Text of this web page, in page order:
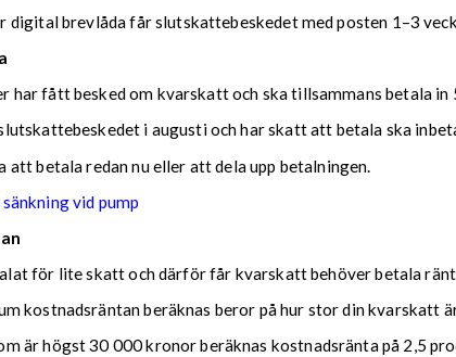
digital brevlåda får slutskattebeskedet med posten 1–3
har fått besked om kvarskatt och ska tillsammans betala
i augusti och har skatt att betala ska
att betala redan nu eller att dela upp betalningen.
vid pump
för lite skatt och därför får kvarskatt behöver betala
kostnadsräntan beräknas beror på hur stor din kvarskatt
är högst 30 000 kronor beräknas kostnadsränta på 2,5